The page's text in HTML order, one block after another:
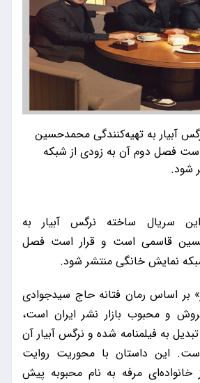
آبیار به تهیه‌کنندگی محمدحسین
فصل دوم آن به زودی از شبکه
شود.
9صبح،این سریال ساخته نرگس آبیار به
قاسمی است و قرار است فصل
نمایش خانگی منتشر شود.
بر اساس رمان فتانه حاج سیدجوادی
و محبوب بازار نشر ایران است،
به فیلمنامه شده و نرگس آبیار آن
است. این داستان با محوریت روایت
مرفه به نام محبوبه پیش